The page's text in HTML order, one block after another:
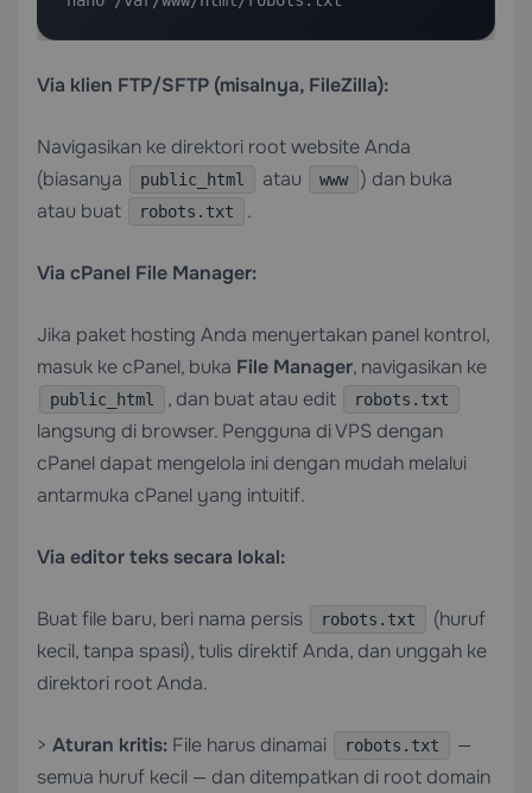
Via klien FTP/SFTP (misalnya, FileZilla):
Navigasikan ke direktori root website Anda
(biasanya
public_html atau www
) dan buka
atau buat
robots.txt .
Via cPanel File Manager:
Jika paket hosting Anda menyertakan panel kontrol,
masuk ke cPanel, buka File Manager, navigasikan ke
public_html , dan buat atau edit robots.txt
langsung di browser. Pengguna diVPS dengan
cPanel dapat mengelola ini dengan mudah melalui
antarmuka cPanel yang intuitif.
Via editor teks secara lokal:
Buat file baru, beri nama persis robots.txt
(huruf
kecil, tanpa spasi), tulis direktif Anda, dan unggah ke
direktori root Anda.
> Aturan kritis: File harus dinamai robots.txt
—
semua huruf kecil — dan ditempatkan di root domain